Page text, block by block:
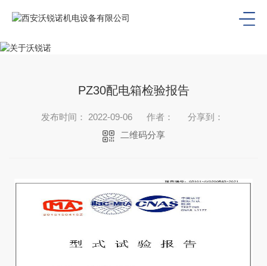
PZ30配电箱检验报告
发布时间： 2022-09-06 作者：
分享到：
二维码分享